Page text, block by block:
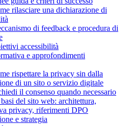
rilasciare una dichiarazione di
di feedback e procedura di
accessibilità
e approfondimenti
rispettare la privacy sin dalla
di un sito o servizio digitale
il consenso quando necessario
del sito web: architettura,
privacy, riferimenti DPO
e strategia